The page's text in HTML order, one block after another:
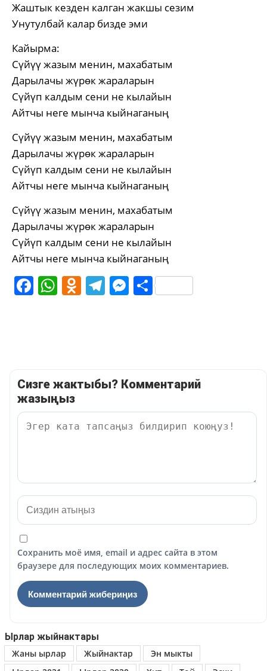
Жаштык кезден калган жакшы сезим
Унутулбай калар бизде эми
Кайырма:
Сүйүү жазым менин, махабатым
Дарылачы жүрөк жараларын
Сүйүп калдым сени не кылайын
Айтчы неге мынча кыйнаганың
Сүйүү жазым менин, махабатым
Дарылачы жүрөк жараларын
Сүйүп калдым сени не кылайын
Айтчы неге мынча кыйнаганың
Сүйүү жазым менин, махабатым
Дарылачы жүрөк жараларын
Сүйүп калдым сени не кылайын
Айтчы неге мынча кыйнаганың
Facebook
WhatsApp
Odnoklassniki
Telegram
Messenger
Share
Сизге жактыбы? Комментарий
жазыңыз
Сохранить моё имя, email и адрес сайта в этом
браузере для последующих моих комментариев.
Ырлар жыйнактары
Жаны ырлар
Жыйнактар
Эн мыкты